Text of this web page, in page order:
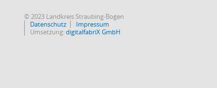
© 2023 Landkreis Straubing-Bogen
Datenschutz
Impressum
Umsetzung:digitalfabriX GmbH